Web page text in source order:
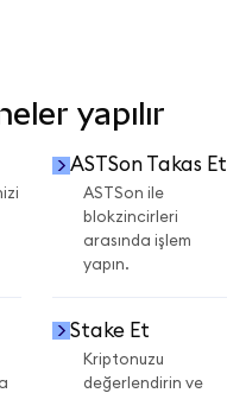
yapılır
ASTSon Takas Et
ASTSon ile
blokzincirleri
arasında işlem
yapın.
Stake Et
Kriptonuzu
değerlendirin ve